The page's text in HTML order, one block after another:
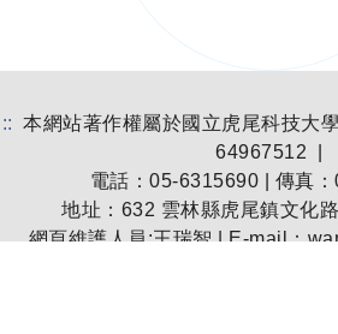
本網站著作權屬於國立虎尾科技大
64967512 |
電話：05-6315690 | 傳真
地址： 632 雲林縣虎尾鎮文化
網頁維護人員:王瑞智 | E-mail：